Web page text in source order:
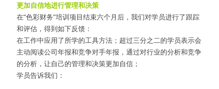
更加自信地进行管理和决策
在“色彩财务”培训项目结束六个月后，我们对学员进行了跟踪
和评估，得到如下反馈：
在工作中应用了所学的工具方法；超过三分之二的学员表示会
主动阅读公司年报和竞争对手年报，通过对行业的分析和竞争
的分析，让自己的管理和决策更加自信；
学员告诉我们：